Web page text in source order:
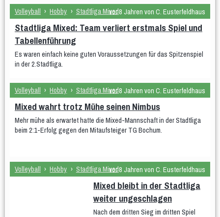
Volleyball › Hobby › Stadtliga Mixedvor 8 Jahren von C. Eusterfeldhaus
Stadtliga Mixed: Team verliert erstmals Spiel und
Tabellenführung
Es waren einfach keine guten Voraussetzungen für das Spitzenspiel
in der 2.Stadtliga.
Volleyball › Hobby › Stadtliga Mixedvor 8 Jahren von C. Eusterfeldhaus
Mixed wahrt trotz Mühe seinen Nimbus
Mehr mühe als erwartet hatte die Mixed-Mannschaft in der Stadtliga
beim 2:1-Erfolg gegen den Mitaufsteiger TG Bochum.
Volleyball › Hobby › Stadtliga Mixedvor 8 Jahren von C. Eusterfeldhaus
Mixed bleibt in der Stadtliga
weiter ungeschlagen
Nach dem dritten Sieg im dritten Spiel